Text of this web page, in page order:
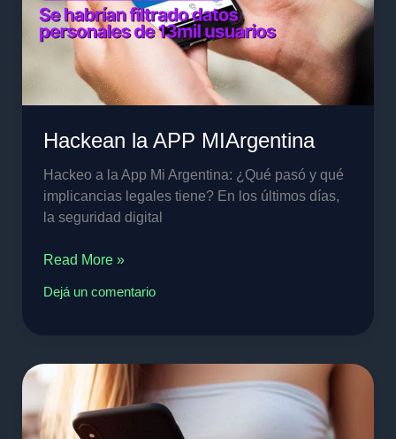
Hackean la APP MIArgentina
Hackeo a la App Mi Argentina: ¿Qué pasó y qué
implicancias legales tiene? En los últimos días,
la seguridad digital
Read More »
Dejá un comentario
Ordenan
bloquear
un